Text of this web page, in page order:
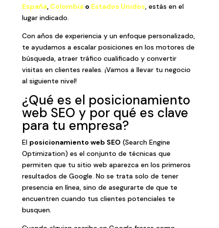
España, Colombiao Estados Unidos, estás en el
lugar indicado.
Con años de experiencia y un enfoque personalizado,
te ayudamos a escalar posiciones en los motores de
búsqueda, atraer tráfico cualificado y convertir
visitas en clientes reales. ¡Vamos a llevar tu negocio
al siguiente nivel!
¿Qué es el posicionamiento
web SEO y por qué es clave
para tu empresa?
El posicionamiento web SEO (Search Engine
Optimization) es el conjunto de técnicas que
permiten que tu sitio web aparezca en los primeros
resultados de Google. No se trata solo de tener
presencia en línea, sino de asegurarte de que te
encuentren cuando tus clientes potenciales te
busquen.